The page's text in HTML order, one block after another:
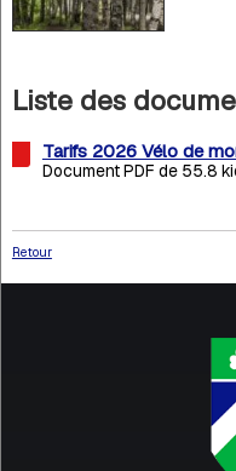
Liste des
Tarifs 2026 Vélo de
Document PDF de 55.8
Retour